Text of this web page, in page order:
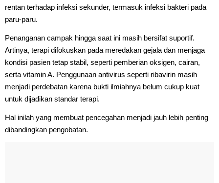
rentan terhadap infeksi sekunder, termasuk infeksi bakteri pada
paru-paru.
Penanganan campak hingga saat ini masih bersifat suportif.
Artinya, terapi difokuskan pada meredakan gejala dan menjaga
kondisi pasien tetap stabil, seperti pemberian oksigen, cairan,
serta vitamin A. Penggunaan antivirus seperti ribavirin masih
menjadi perdebatan karena bukti ilmiahnya belum cukup kuat
untuk dijadikan standar terapi.
Hal inilah yang membuat pencegahan menjadi jauh lebih penting
dibandingkan pengobatan.